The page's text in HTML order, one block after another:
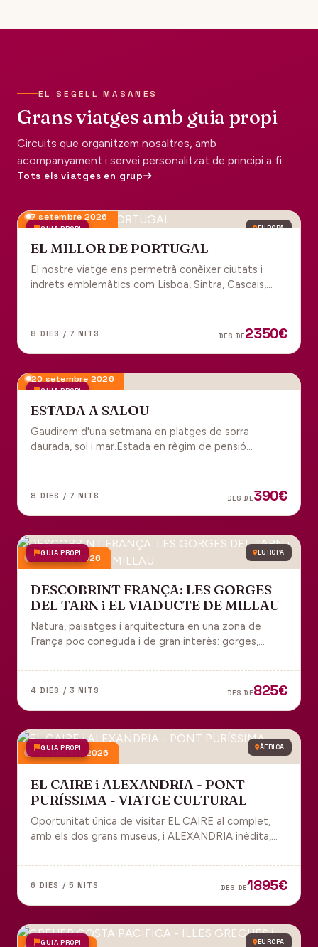
EL SEGELL MASANÉS
Grans viatges amb guia propi
Circuits que organitzem nosaltres, amb
acompanyament i servei personalitzat de principi a fi.
Tots els viatges en grup
GUIA PROPI EUROPA
7 setembre 2026
EL MILLOR DE PORTUGAL
El nostre viatge ens permetrà conèixer ciutats i
indrets emblemàtics com Lisboa, Sintra, Cascais,
tot inclòs per gaudir plenament de Portugal.
8 DIES / 7 NITS DES DE2350€
GUIA PROPI
20 setembre 2026
ESTADA A SALOU
Gaudirem d'una setmana en platges de sorra
daurada, sol i mar.Estada en règim de pensió
8 DIES / 7 NITS DES DE390€
GUIA PROPI EUROPA
9 octubre 2026
DESCOBRINT FRANÇA: LES GORGES
DEL TARN i EL VIADUCTE DE MILLAU
Natura, paisatges i arquitectura en una zona de
França poc coneguda i de gran interès: gorges,
de Millau.
4 DIES / 3 NITS DES DE825€
GUIA PROPI ÀFRICA
4 desembre 2026
EL CAIRE i ALEXANDRIA - PONT
PURÍSSIMA - VIATGE CULTURAL
Oportunitat única de visitar EL CAIRE al complet,
amb els dos grans museus, i ALEXANDRIA inèdita,
6 DIES / 5 NITS DES DE1895€
GUIA PROPI EUROPA